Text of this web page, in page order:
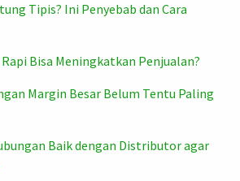
Tipis? Ini Penyebab dan Cara
Bisa Meningkatkan Penjualan?
Margin Besar Belum Tentu Paling
Baik dengan Distributor agar